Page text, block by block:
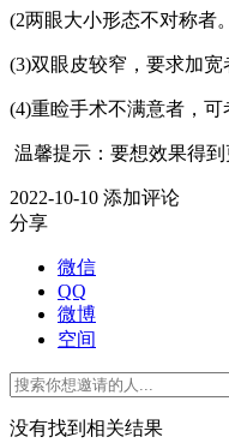
(2两眼大小形态不对称者。
(3)双眼皮较窄，要求加宽
(4)重睑手术不满意者，可
温馨提示：要想效果得
2022-10-10 添加评论
分享
微信
QQ
微博
空间
没有找到相关结果